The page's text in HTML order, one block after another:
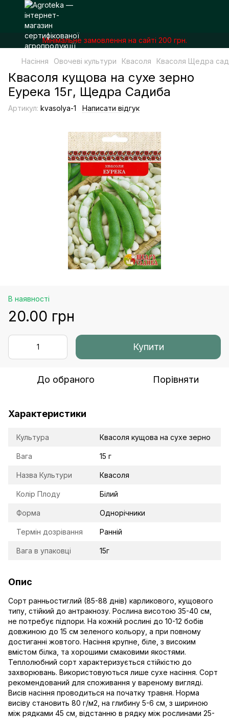
Мінімальне замовлення на сайті 200 грн.
Насіння Овочеві культури Квасоля Квасоля Щедра
Квасоля кущова на сухе зерно
Еурека 15г, Щедра Садиба
Артикул: kvasolya-1 Написати відгук
В наявності
20.00 грн
Купити
До обраного Порівняти
Характеристики
Культура Квасоля кущова на сухе зерно
Вага 15 г
Назва Культури Квасоля
Колір Плоду Білий
Форма Однорічники
Термін дозрівання Ранній
Вага в упаковці 15г
Опис
Сорт ранньостиглий (85-88 днів) карликового, кущового
типу, стійкий до антракнозу. Рослина висотою 35-40 см,
не потребує підпори. На кожній рослині до 10-12 бобів
довжиною до 15 см зеленого кольору, а при повному
достиганні жовтого. Насіння крупне, біле, з високим
вмістом білка, та хорошими смаковими якостями.
Теплолюбний сорт характеризується стійкістю до
захворювань. Використовуються лише сухе насіння. Сорт
рекомендований для споживання у вареному вигляді.
Висів насіння проводиться на початку травня. Норма
висіву становить 80 г/м2, на глибину 5-6 см, з шириною
між рядками 45 см, відстанню в рядку між рослинами 25-